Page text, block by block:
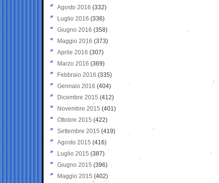
Agosto 2016 (332)
Luglio 2016 (336)
Giugno 2016 (358)
Maggio 2016 (373)
Aprile 2016 (307)
Marzo 2016 (369)
Febbraio 2016 (335)
Gennaio 2016 (404)
Dicembre 2015 (412)
Novembre 2015 (401)
Ottobre 2015 (422)
Settembre 2015 (419)
Agosto 2015 (416)
Luglio 2015 (387)
Giugno 2015 (396)
Maggio 2015 (402)